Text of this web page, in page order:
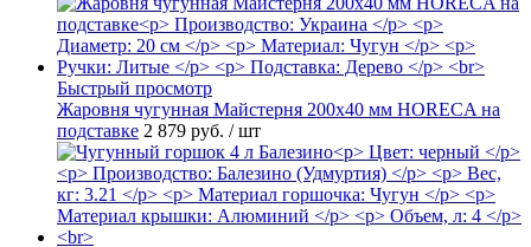
Быстрый просмотр
Жаровня чугунная Майстерня 200х40 мм HORECA на
подставке 2 879 руб. / шт